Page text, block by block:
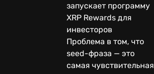
запускает программу
XRP Rewards для
инвесторов
Проблема в том, что
seed-фраза — это
самая чувствительная